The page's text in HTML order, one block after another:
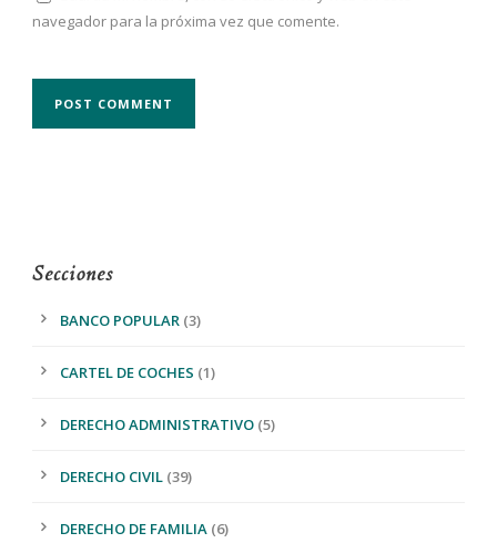
navegador para la próxima vez que comente.
Secciones
BANCO POPULAR (3)
CARTEL DE COCHES (1)
DERECHO ADMINISTRATIVO (5)
DERECHO CIVIL (39)
DERECHO DE FAMILIA (6)